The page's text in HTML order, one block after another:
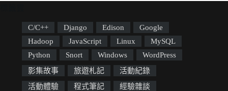
C/C++ Django Edison
Google
Hadoop
JavaScript Linux
MySQL
Python
Snort Windows
WordPress
影集故事
旅遊札記
活動紀錄
活動體驗
程式筆記
經驗雜談